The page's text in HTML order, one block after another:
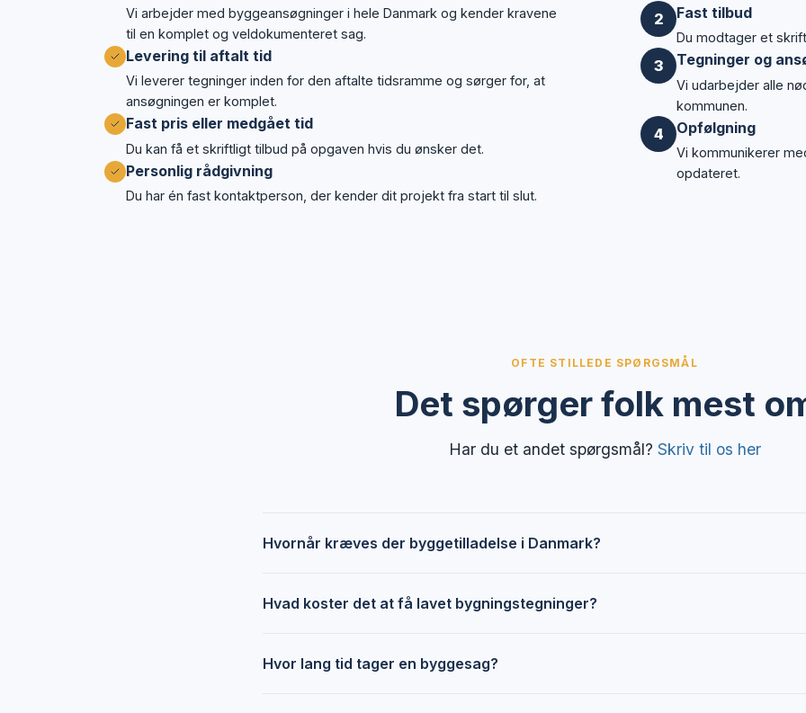
Vi arbejder med byggeansøgninger i hele Danmark og kender kravene
til en komplet og veldokumenteret sag.
Levering til aftalt tid
Vi leverer tegninger inden for den aftalte tidsramme og sørger for, at
ansøgningen er komplet.
Fast pris eller medgået tid
Du kan få et skriftligt tilbud på opgaven hvis du ønsker det.
Personlig rådgivning
Du har én fast kontaktperson, der kender dit projekt fra start til slut.
2 Fast tilbud
Du modtager et
3 Tegninger og
Vi udarbejder alle
kommunen.
4 Opfølgning
Vi kommunikerer
opdateret.
OFTE STILLEDE SPØRGSMÅL
Det spørger folk mest
Har du et andet spørgsmål? Skriv til os her
Hvornår kræves der byggetilladelse i Danmark?
Hvad koster det at få lavet bygningstegninger?
Hvor lang tid tager en byggesag?